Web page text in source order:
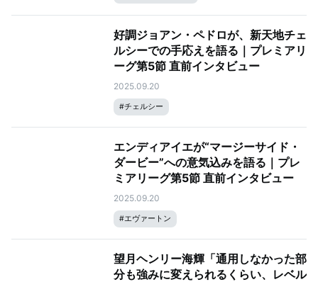
好調ジョアン・ペドロが、新天地チェ
ルシーでの手応えを語る｜プレミアリ
ーグ第5節 直前インタビュー
2025.09.20
#チェルシー
エンディアイエが“マージーサイド・
ダービー”への意気込みを語る｜プレ
ミアリーグ第5節 直前インタビュー
2025.09.20
#エヴァートン
望月ヘンリー海輝「通用しなかった部
分も強みに変えられるくらい、レベル